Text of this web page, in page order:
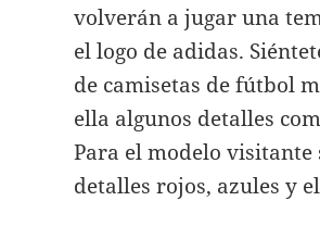
volverán a jugar una
el logo de adidas.
de camisetas de fútbol
ella algunos detalles
Para el modelo visitante
detalles rojos, azules y